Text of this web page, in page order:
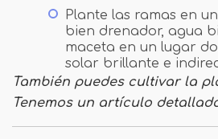
Plante las ramas en
bien drenador, agua
maceta en un lugar
solar brillante e
También puedes cultivar la
Tenemos un artículo